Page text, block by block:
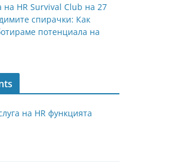
HR Survival Club на 27
спирачки: Как
потенциала на
на HR функцията